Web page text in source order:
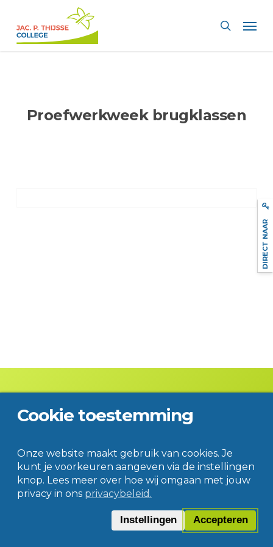
main
search
Proefwerkweek brugklassen
© Jac. P. Thijsse College
DIRECT NAAR
Cookie toestemming
Onze website maakt gebruik van cookies. Je
kunt je voorkeuren aangeven via de instellingen
knop. Lees meer over hoe wij omgaan met jouw
privacy in ons privacybeleid.
Instellingen Accepteren